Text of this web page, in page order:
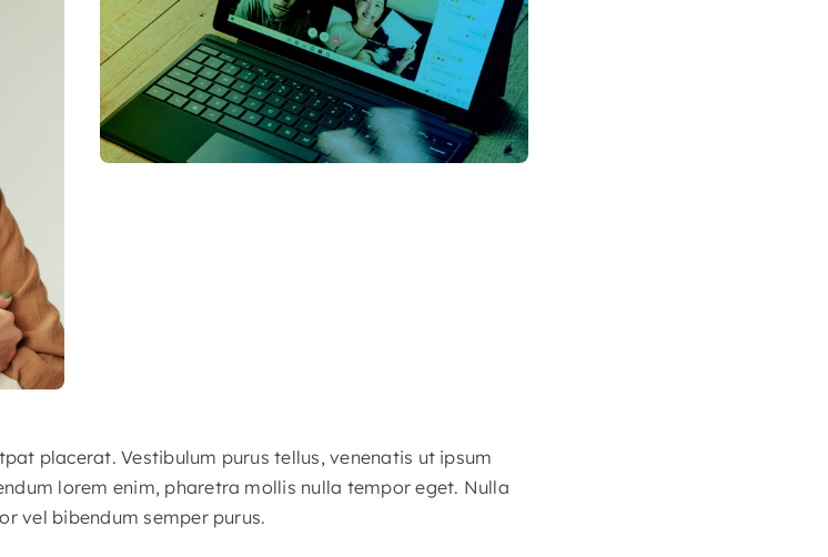
placerat. Vestibulum purus tellus, venenatis ut ipsum
lorem enim, pharetra mollis nulla tempor eget. Nulla
vel bibendum semper purus.